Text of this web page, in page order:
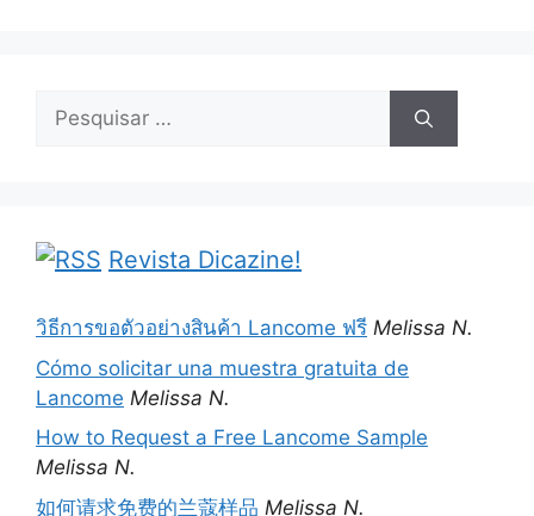
Pesquisar
Revista Dicazine!
วิธีการขอตัวอย่างสินค้า Lancome ฟรี Melissa N.
Cómo solicitar una muestra gratuita de
Lancome Melissa N.
How to Request a Free Lancome Sample
Melissa N.
如何请求免费的兰蔻样品 Melissa N.